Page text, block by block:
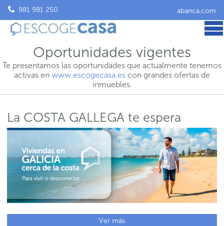
981 981 250 abanca.com
Oportunidades vigentes
Te presentamos las oportunidades que actualmente tenemos
activas en www.escogecasa.es con grandes ofertas de
inmuebles.
La COSTA GALLEGA te espera
Ver más